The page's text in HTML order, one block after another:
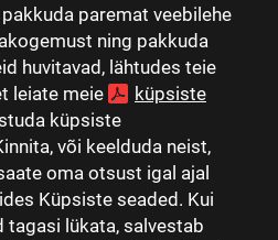
paremat veebilehe
ning pakkuda
huvitavad, lähtudes teie
leiate meie
küpsiste
küpsiste
või keelduda neist,
oma otsust igal ajal
Küpsiste seaded. Kui
lükata, salvestab